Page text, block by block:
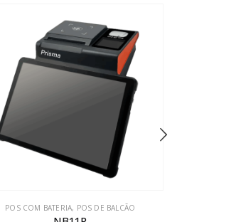
POS DE BALCÃO